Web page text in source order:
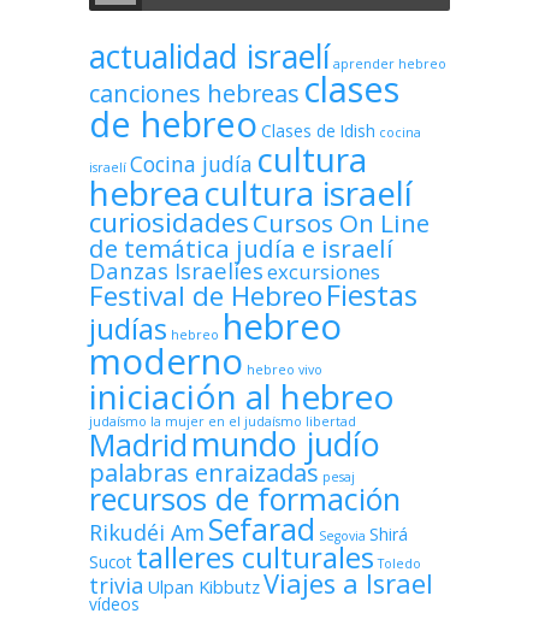
actualidad israelí aprender hebreo
canciones hebreas clases
de hebreo Clases de Idish cocina
israelí Cocina judía cultura
hebreacultura israelí
curiosidadesCursos On Line
de temática judía e israelí
Danzas Israelíesexcursiones
Festival de HebreoFiestas
judías hebreo hebreo
moderno hebreo vivo
iniciación al hebreo
judaísmo la mujer en el judaísmo libertad
Madrid mundo judío
palabras enraizadas pesaj
recursos de formación
Rikudéi Am Sefarad Segovia Shirá
Sucot talleres culturales Toledo
trivia Ulpan KibbutzViajes a Israel
vídeos